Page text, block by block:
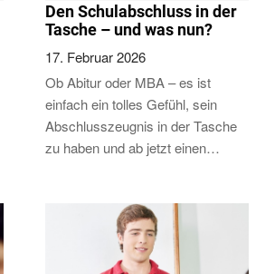
Den Schulabschluss in der
Tasche – und was nun?
17. Februar 2026
Ob Abitur oder MBA – es ist
einfach ein tolles Gefühl, sein
Abschlusszeugnis in der Tasche
zu haben und ab jetzt einen…